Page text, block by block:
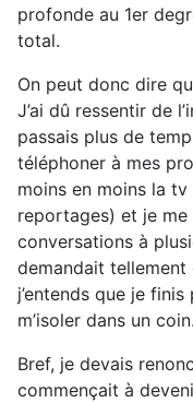
profonde au 1er
total.
On peut donc dire
J’ai dû ressentir de
passais plus de
téléphoner à mes
moins en moins la
reportages) et je
conversations à
demandait
j’entends que je
m’isoler dans un
Bref, je devais
commençait à